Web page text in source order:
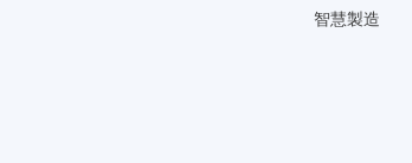
智慧製造